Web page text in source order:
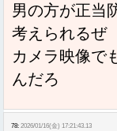
男の方が正当
考えられるぜ
カメラ映像で
んだろ
78: 2026/01/16(金) 17:21:43.13